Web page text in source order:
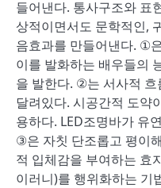
들어낸다. 통사구조와 표
상적이면서도 문학적인,
음효과를 만들어낸다. ①
이를 발화하는 배우들의
을 발한다. ②는 서사적 흐
달려있다. 시공간적 도약
용하다. LED조명바가 유
③은 자칫 단조롭고 평이
적 입체감을 부여하는 효
이러니)를 행위화하는 기